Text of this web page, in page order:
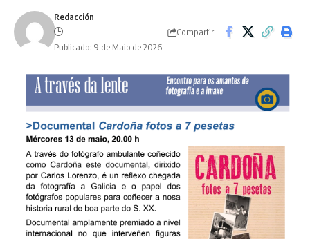
Redacción
Publicado: 9 de Maio de 2026
Compartir